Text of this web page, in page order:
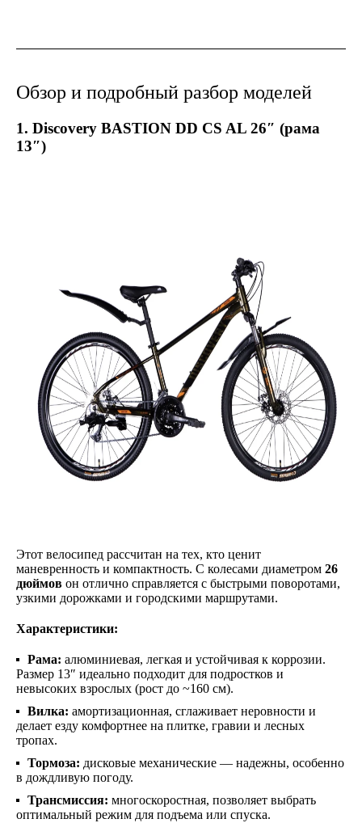
Обзор и подробный разбор моделей
1. Discovery BASTION DD CS AL 26″ (рама
13″)
Этот велосипед рассчитан на тех, кто ценит
маневренность и компактность. С колесами диаметром 26
дюймов он отлично справляется с быстрыми поворотами,
узкими дорожками и городскими маршрутами.
Характеристики:
Рама: алюминиевая, легкая и устойчивая к коррозии.
Размер 13″ идеально подходит для подростков и
невысоких взрослых (рост до ~160 см).
Вилка: амортизационная, сглаживает неровности и
делает езду комфортнее на плитке, гравии и лесных
тропах.
Тормоза: дисковые механические — надежны, особенно
в дождливую погоду.
Трансмиссия: многоскоростная, позволяет выбрать
оптимальный режим для подъема или спуска.